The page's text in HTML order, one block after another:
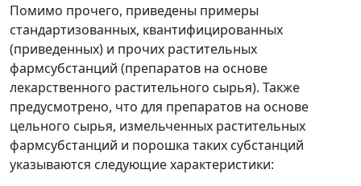
Помимо прочего, приведены примеры
стандартизованных, квантифицированных
(приведенных) и прочих растительных
фармсубстанций (препаратов на основе
лекарственного растительного сырья). Также
предусмотрено, что для препаратов на основе
цельного сырья, измельченных растительных
фармсубстанций и порошка таких субстанций
указываются следующие характеристики: